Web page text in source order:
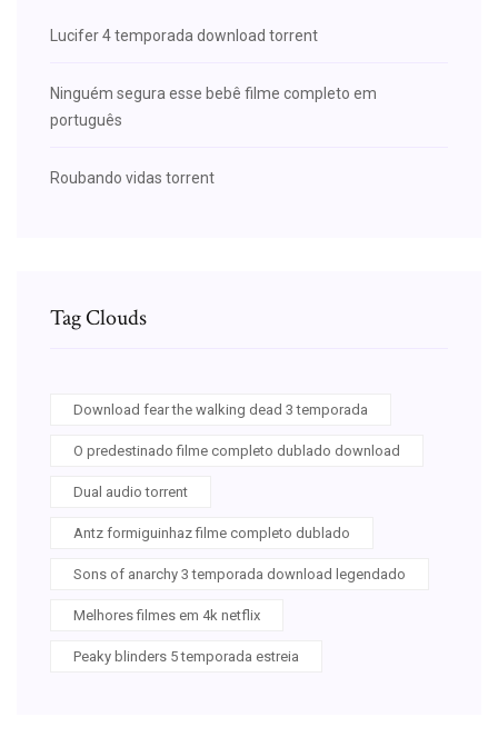
Lucifer 4 temporada download torrent
Ninguém segura esse bebê filme completo em
português
Roubando vidas torrent
Tag Clouds
Download fear the walking dead 3 temporada
O predestinado filme completo dublado download
Dual audio torrent
Antz formiguinhaz filme completo dublado
Sons of anarchy 3 temporada download legendado
Melhores filmes em 4k netflix
Peaky blinders 5 temporada estreia